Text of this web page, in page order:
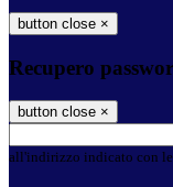
button close ×
Recupero
button close ×
all'indirizzo indicato con le